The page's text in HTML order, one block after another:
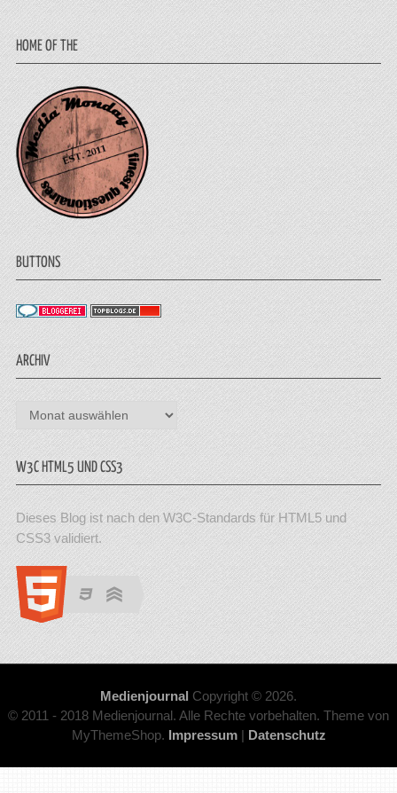
HOME OF THE
BUTTONS
ARCHIV
Archiv
W3C HTML5 UND CSS3
Dieses Blog ist nach den W3C-Standards für HTML5 und
CSS3 validiert.
Medienjournal Copyright © 2026.
© 2011 - 2018 Medienjournal. Alle Rechte vorbehalten. Theme von
MyThemeShop. Impressum| Datenschutz